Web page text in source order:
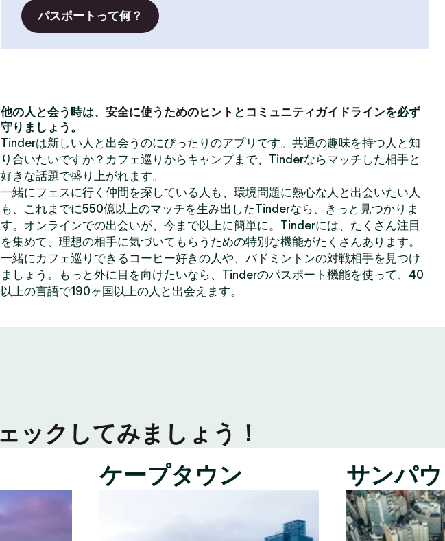
パスポートって何？
他の人と会う時は、 安全に使うためのヒント と コミュニティガイドラインを必ず
守りましょう。
Tinderは新しい人と出会うのにぴったりのアプリです。共通の趣味を持つ人と知
り合いたいですか？カフェ巡りからキャンプまで、Tinderならマッチした相手と
好きな話題で盛り上がれます。
一緒にフェスに行く仲間を探している人も、環境問題に熱心な人と出会いたい人
も、これまでに550億以上のマッチを生み出したTinderなら、きっと見つかりま
す。オンラインでの出会いが、今まで以上に簡単に。Tinderには、たくさん注目
を集めて、理想の相手に気づいてもらうための特別な機能がたくさんあります。
一緒にカフェ巡りできるコーヒー好きの人や、バドミントンの対戦相手を見つけ
ましょう。もっと外に目を向けたいなら、Tinderのパスポート機能を使って、40
以上の言語で190ヶ国以上の人と出会えます。
ックしてみましょう！
ケープタウン サンパ